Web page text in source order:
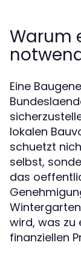
Warum
Eine
lokalen
schuetzt
selbst,
das
wird, was zu
finanziellen